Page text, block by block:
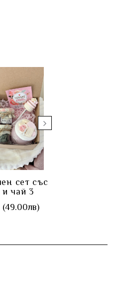
сет със
чай 3